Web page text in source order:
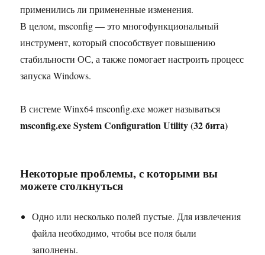
применились ли примененные изменения.
В целом, msconfig — это многофункциональный
инструмент, который способствует повышению
стабильности ОС, а также помогает настроить процесс
запуска Windows.
В системе Winx64 msconfig.exe может называться
msconfig.exe System Configuration Utility (32 бита)
Некоторые проблемы, с которыми вы
можете столкнуться
Одно или несколько полей пустые. Для извлечения
файла необходимо, чтобы все поля были
заполнены.